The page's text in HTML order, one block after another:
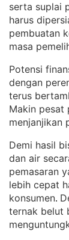
serta suplai
harus
pembuatan
masa
Potensi
dengan
terus
Makin pesat
menjanjikan
Demi hasil
dan air
pemasaran
lebih cepat
konsumen.
ternak belut